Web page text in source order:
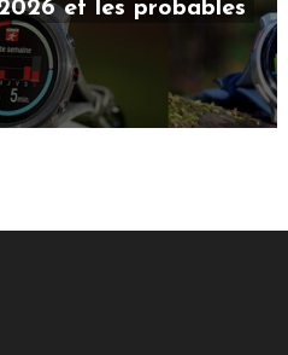
et les probables